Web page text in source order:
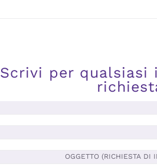
Scrivi per qualsiasi
OGGETTO (RICHIESTA DI